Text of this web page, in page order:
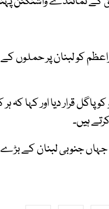
کو لبنان پر حملوں
قرار دیا اور کہا کہ
ہیں۔
جہاں جنوبی لبنان کے